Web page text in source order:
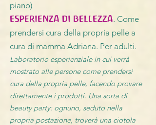
piano)
ESPERIENZA DI BELLEZZA. Come
prendersi cura della propria pelle a
cura di mamma Adriana. Per adulti.
Laboratorio esperienziale in cui verrà
mostrato alle persone come prendersi
cura della propria pelle, facendo provare
direttamente i prodotti. Una sorta di
beauty party: ognuno, seduto nella
propria postazione, troverà una ciotola